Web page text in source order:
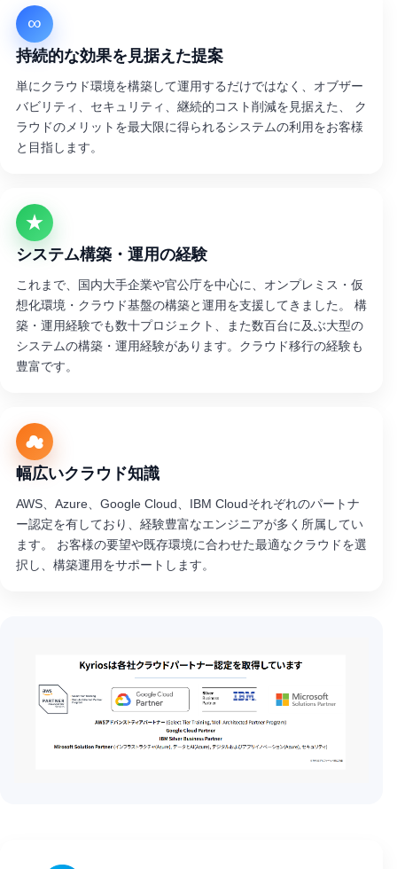
∞
持続的な効果を見据えた提案
単にクラウド環境を構築して運用するだけではなく、オブザー
バビリティ、セキュリティ、継続的コスト削減を見据えた、 ク
ラウドのメリットを最大限に得られるシステムの利用をお客様
と目指します。
★
システム構築・運用の経験
これまで、国内大手企業や官公庁を中心に、オンプレミス・仮
想化環境・クラウド基盤の構築と運用を支援してきました。 構
築・運用経験でも数十プロジェクト、また数百台に及ぶ大型の
システムの構築・運用経験があります。クラウド移行の経験も
豊富です。
☁︎
幅広いクラウド知識
AWS、Azure、Google Cloud、IBM Cloudそれぞれのパートナ
ー認定を有しており、経験豊富なエンジニアが多く所属してい
ます。 お客様の要望や既存環境に合わせた最適なクラウドを選
択し、構築運用をサポートします。